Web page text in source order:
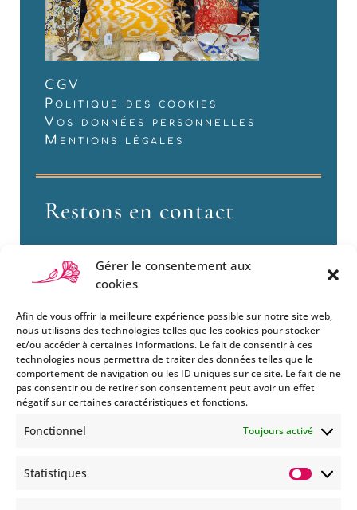
Gérer le consentement aux
cookies
Afin de vous offrir la meilleure expérience possible sur notre site web,
nous utilisons des technologies telles que les cookies pour stocker
et/ou accéder à certaines informations. Le fait de consentir à ces
technologies nous permettra de traiter des données telles que le
comportement de navigation ou les ID uniques sur ce site. Le fait de ne
pas consentir ou de retirer son consentement peut avoir un effet
négatif sur certaines caractéristiques et fonctions.
Fonctionnel Toujours activé
Statistiques
CGV
Politique des cookies
Vos données personnelles
Mentions légales
Restons en contact
Si vous souhaitez être informés
des nouveautés et évènements
que nous organisons
abonnez-vous à notre
de nos MMS.